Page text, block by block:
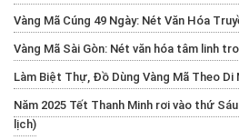
Vàng Mã Cúng 49 Ngày: Nét Văn Hóa
Vàng Mã Sài Gòn: Nét văn hóa tâm linh
Làm Biệt Thự, Đồ Dùng Vàng Mã Theo Di
Năm 2025 Tết Thanh Minh rơi vào thứ
lịch)